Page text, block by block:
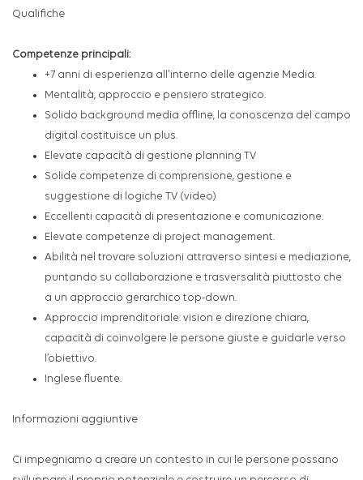
Qualifiche
Competenze principali:
+7 anni di esperienza all'interno delle agenzie Media.
Mentalità, approccio e pensiero strategico.
Solido background media offline, la conoscenza del campo
digital costituisce un plus.
Elevate capacità di gestione planning TV
Solide competenze di comprensione, gestione e
suggestione di logiche TV (video)
Eccellenti capacità di presentazione e comunicazione.
Elevate competenze di project management.
Abilità nel trovare soluzioni attraverso sintesi e mediazione,
puntando su collaborazione e trasversalità piuttosto che
a un approccio gerarchico top-down.
Approccio imprenditoriale: vision e direzione chiara,
capacità di coinvolgere le persone giuste e guidarle verso
l’obiettivo.
Inglese fluente.
Informazioni aggiuntive
Ci impegniamo a creare un contesto in cui le persone possano